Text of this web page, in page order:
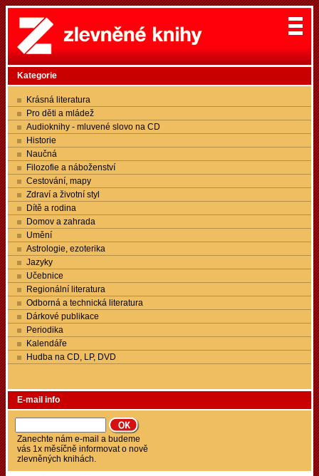
Kategorie
Krásná literatura
Pro děti a mládež
Audioknihy - mluvené slovo na CD
Historie
Naučná
Filozofie a náboženství
Cestování, mapy
Zdraví a životní styl
Dítě a rodina
Domov a zahrada
Umění
Astrologie, ezoterika
Jazyky
Učebnice
Regionální literatura
Odborná a technická literatura
Dárkové publikace
Periodika
Kalendáře
Hudba na CD, LP, DVD
E-mail info
Zanechte nám e-mail a budeme
vás 1x měsíčně informovat o nově
zlevněných knihách.